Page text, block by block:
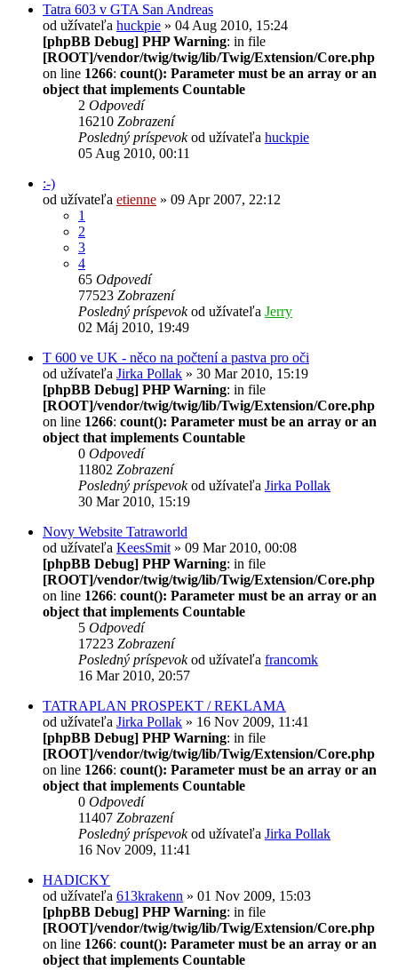
Tatra 603 v GTA San Andreas
od užívateľa huckpie » 04 Aug 2010, 15:24
[phpBB Debug] PHP Warning: in file
[ROOT]/vendor/twig/twig/lib/Twig/Extension/Core.php
on line 1266: count(): Parameter must be an array or an
object that implements Countable
2 Odpovedí
16210 Zobrazení
Posledný príspevokod užívateľa huckpie
05 Aug 2010, 00:11
:-)
od užívateľa etienne » 09 Apr 2007, 22:12
1
2
3
4
65 Odpovedí
77523 Zobrazení
Posledný príspevokod užívateľa Jerry
02 Máj 2010, 19:49
T 600 ve UK - něco na počtení a pastva pro oči
od užívateľa Jirka Pollak » 30 Mar 2010, 15:19
[phpBB Debug] PHP Warning: in file
[ROOT]/vendor/twig/twig/lib/Twig/Extension/Core.php
on line 1266: count(): Parameter must be an array or an
object that implements Countable
0 Odpovedí
11802 Zobrazení
Posledný príspevokod užívateľa Jirka Pollak
30 Mar 2010, 15:19
Novy Website Tatraworld
od užívateľa KeesSmit » 09 Mar 2010, 00:08
[phpBB Debug] PHP Warning: in file
[ROOT]/vendor/twig/twig/lib/Twig/Extension/Core.php
on line 1266: count(): Parameter must be an array or an
object that implements Countable
5 Odpovedí
17223 Zobrazení
Posledný príspevokod užívateľa francomk
16 Mar 2010, 20:57
TATRAPLAN PROSPEKT / REKLAMA
od užívateľa Jirka Pollak » 16 Nov 2009, 11:41
[phpBB Debug] PHP Warning: in file
[ROOT]/vendor/twig/twig/lib/Twig/Extension/Core.php
on line 1266: count(): Parameter must be an array or an
object that implements Countable
0 Odpovedí
11407 Zobrazení
Posledný príspevokod užívateľa Jirka Pollak
16 Nov 2009, 11:41
HADICKY
od užívateľa 613krakenn » 01 Nov 2009, 15:03
[phpBB Debug] PHP Warning: in file
[ROOT]/vendor/twig/twig/lib/Twig/Extension/Core.php
on line 1266: count(): Parameter must be an array or an
object that implements Countable